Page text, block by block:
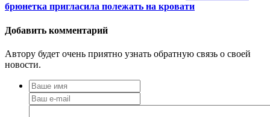
брюнетка пригласила полежать на кровати
Добавить комментарий
Автору будет очень приятно узнать обратную связь о своей
новости.